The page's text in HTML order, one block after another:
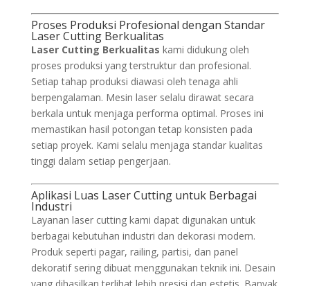
Proses Produksi Profesional dengan Standar
Laser Cutting Berkualitas
Laser Cutting Berkualitas kami didukung oleh
proses produksi yang terstruktur dan profesional.
Setiap tahap produksi diawasi oleh tenaga ahli
berpengalaman. Mesin laser selalu dirawat secara
berkala untuk menjaga performa optimal. Proses ini
memastikan hasil potongan tetap konsisten pada
setiap proyek. Kami selalu menjaga standar kualitas
tinggi dalam setiap pengerjaan.
Aplikasi Luas Laser Cutting untuk Berbagai
Industri
Layanan laser cutting kami dapat digunakan untuk
berbagai kebutuhan industri dan dekorasi modern.
Produk seperti pagar, railing, partisi, dan panel
dekoratif sering dibuat menggunakan teknik ini. Desain